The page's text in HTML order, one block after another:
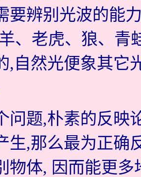
要辨别光波的能
、老虎、狼、青
,自然光便象其它
问题,朴素的反映
生,那么最为正确
物体, 因而能更